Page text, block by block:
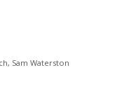
, Sam Waterston